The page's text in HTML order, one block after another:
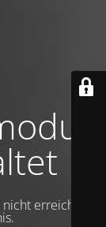
erreichbar.